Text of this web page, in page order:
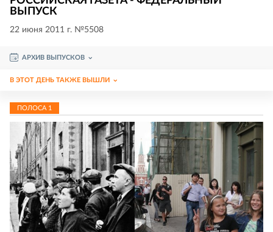
ВЫПУСК
22 июня 2011 г. №5508
АРХИВ ВЫПУСКОВ
В ЭТОТ ДЕНЬ ТАКЖЕ ВЫШЛИ
ПОЛОСА 1